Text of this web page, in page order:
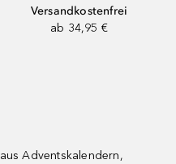
Versandkostenfrei
ab 34,95 €
Adventskalendern,